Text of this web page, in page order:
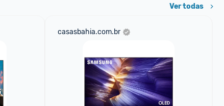
Ver todas
casasbahia.com.br